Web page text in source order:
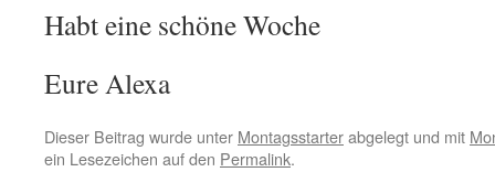
Habt eine schöne Woche
Eure Alexa
Dieser Beitrag wurde unter Montagsstarterabgelegt und mit
ein Lesezeichen auf den Permalink.